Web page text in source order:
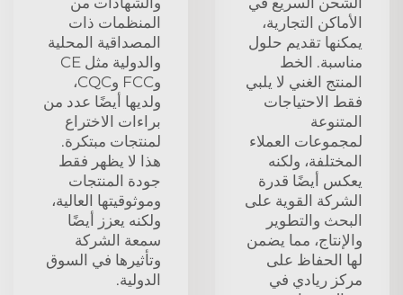
الأماكن التجارية،
يمكنها تقديم حلول
مناسبة. الخط
المنتج الغني لا يلبي
فقط الاحتياجات
المتنوعة
لمجموعات العملاء
المختلفة، ولكنه
يعكس أيضًا قدرة
الشركة القوية على
البحث والتطوير
والإنتاج، مما يضمن
لها الحفاظ على
مركز ريادي في
المنظمات ذات
المصداقية المحلية
والدولية مثل CE
وFCC وCQC،
ولديها أيضًا عدد من
براءات الاختراع
لمنتجات مبتكرة.
هذا لا يظهر فقط
جودة المنتجات
وموثوقيتها العالية،
ولكنه يعزز أيضًا
سمعة الشركة
وتأثيرها في السوق
الدولية.